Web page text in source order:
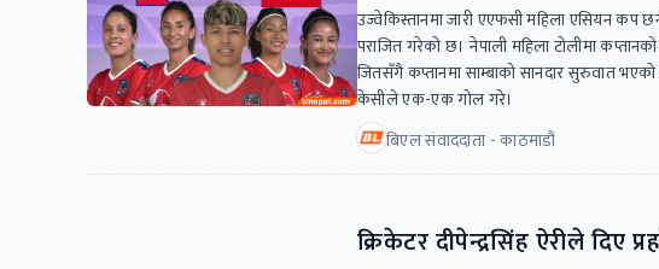
उज्वेकिस्तानमा जारी एएफसी महिला एसियन
पराजित गरेको छ। नेपाली महिला टोलीमा
जितसँगै कप्तानमा साम्बाको सानदार सुरुवात
केसीले एक-एक गोल गरे।
बिएल संवाददाता - काठमाडौं
क्रिकेटर दीपेन्द्रसिंह ऐरीले दिए